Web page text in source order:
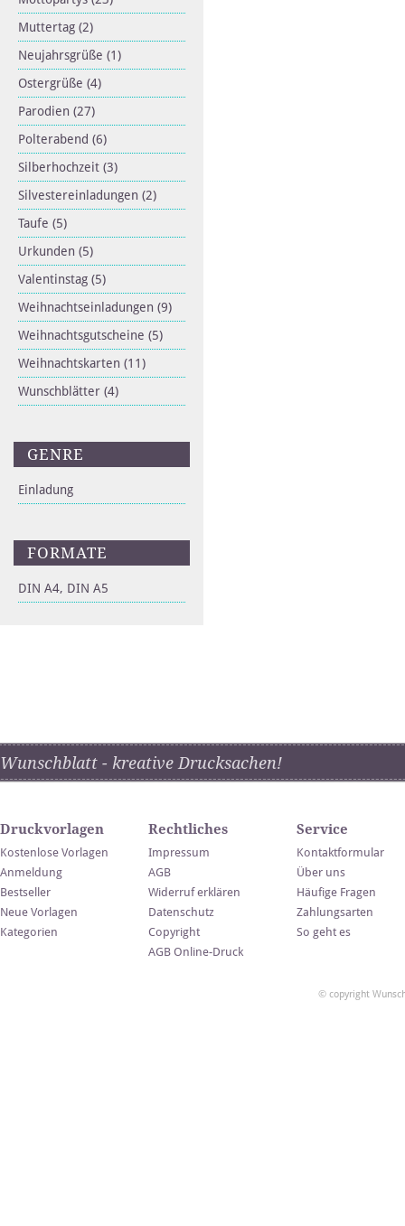
Muttertag (2)
Neujahrsgrüße (1)
Ostergrüße (4)
Parodien (27)
Polterabend (6)
Silberhochzeit (3)
Silvestereinladungen (2)
Taufe (5)
Urkunden (5)
Valentinstag (5)
Weihnachtseinladungen (9)
Weihnachtsgutscheine (5)
Weihnachtskarten (11)
Wunschblätter (4)
GENRE
Einladung
FORMATE
DIN A4, DIN A5
Wunschblatt - kreative Drucksachen!
Druckvorlagen
Kostenlose Vorlagen
Anmeldung
Bestseller
Neue Vorlagen
Kategorien
Rechtliches
Impressum
AGB
Widerruf erklären
Datenschutz
Copyright
AGB Online-Druck
Service
Kontaktformular
Über uns
Häufige Fragen
Zahlungsarten
So geht es
© copyright